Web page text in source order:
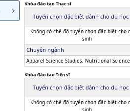
Khóa đào tạo Thạc sĩ
Tuyển chọn đặc biệt dành cho du học
Không có chế độ tuyển chọn đăc biệt cho
sinh
Chuyên ngành
Apparel Science Studies, Nutritional
Khóa đào tạo Tiến sĩ
Tuyển chọn đặc biệt dành cho du học
Không có chế độ tuyển chọn đăc biệt cho
sinh